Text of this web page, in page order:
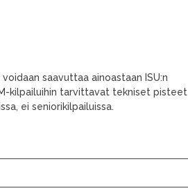
saavuttaa ainoastaan ISU:n
kilpailuihin tarvittavat tekniset pisteet
ei seniorikilpailuissa.